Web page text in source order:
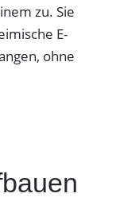
zu. Sie
E-
ohne